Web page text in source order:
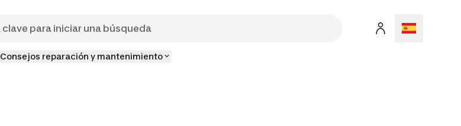
Consejos reparación y mantenimiento